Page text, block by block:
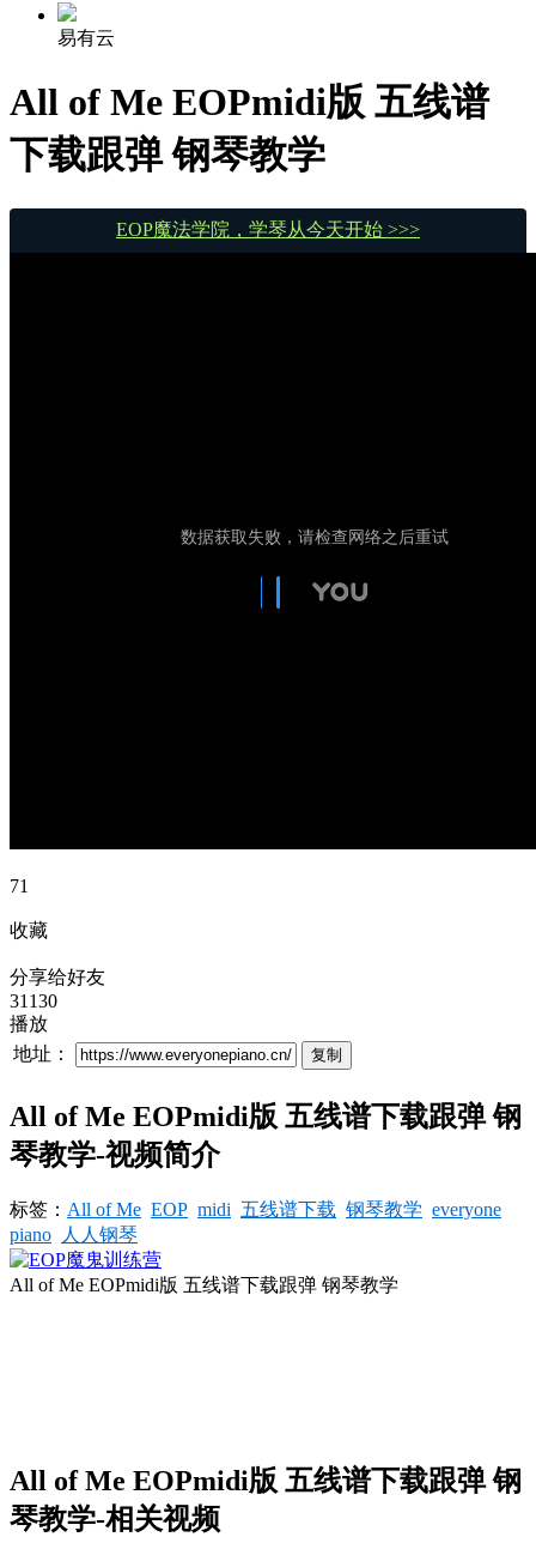
易有云
All of Me EOPmidi版 五线谱
下载跟弹 钢琴教学
EOP魔法学院，学琴从今天开始 >>>
71
收藏
分享给好友
31130
播放
地址：
复制
All of Me EOPmidi版 五线谱下载跟弹 钢
琴教学-视频简介
标签： All of Me EOP midi 五线谱下载 钢琴教学 everyone
piano
人人钢琴
All of Me EOPmidi版 五线谱下载跟弹 钢琴教学
All of Me EOPmidi版 五线谱下载跟弹 钢
琴教学-相关视频